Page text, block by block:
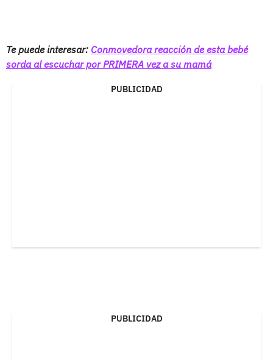
Te puede interesar: Conmovedora reacción de esta bebé
sorda al escuchar por PRIMERA vez a su mamá
PUBLICIDAD
PUBLICIDAD